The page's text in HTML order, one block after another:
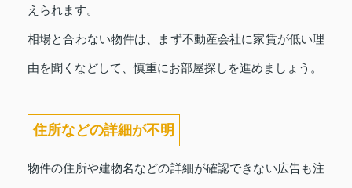
えられます。
相場と合わない物件は、まず不動産会社に家賃が低い理
由を聞くなどして、慎重にお部屋探しを進めましょう。
住所などの詳細が不明
物件の住所や建物名などの詳細が確認できない広告も注